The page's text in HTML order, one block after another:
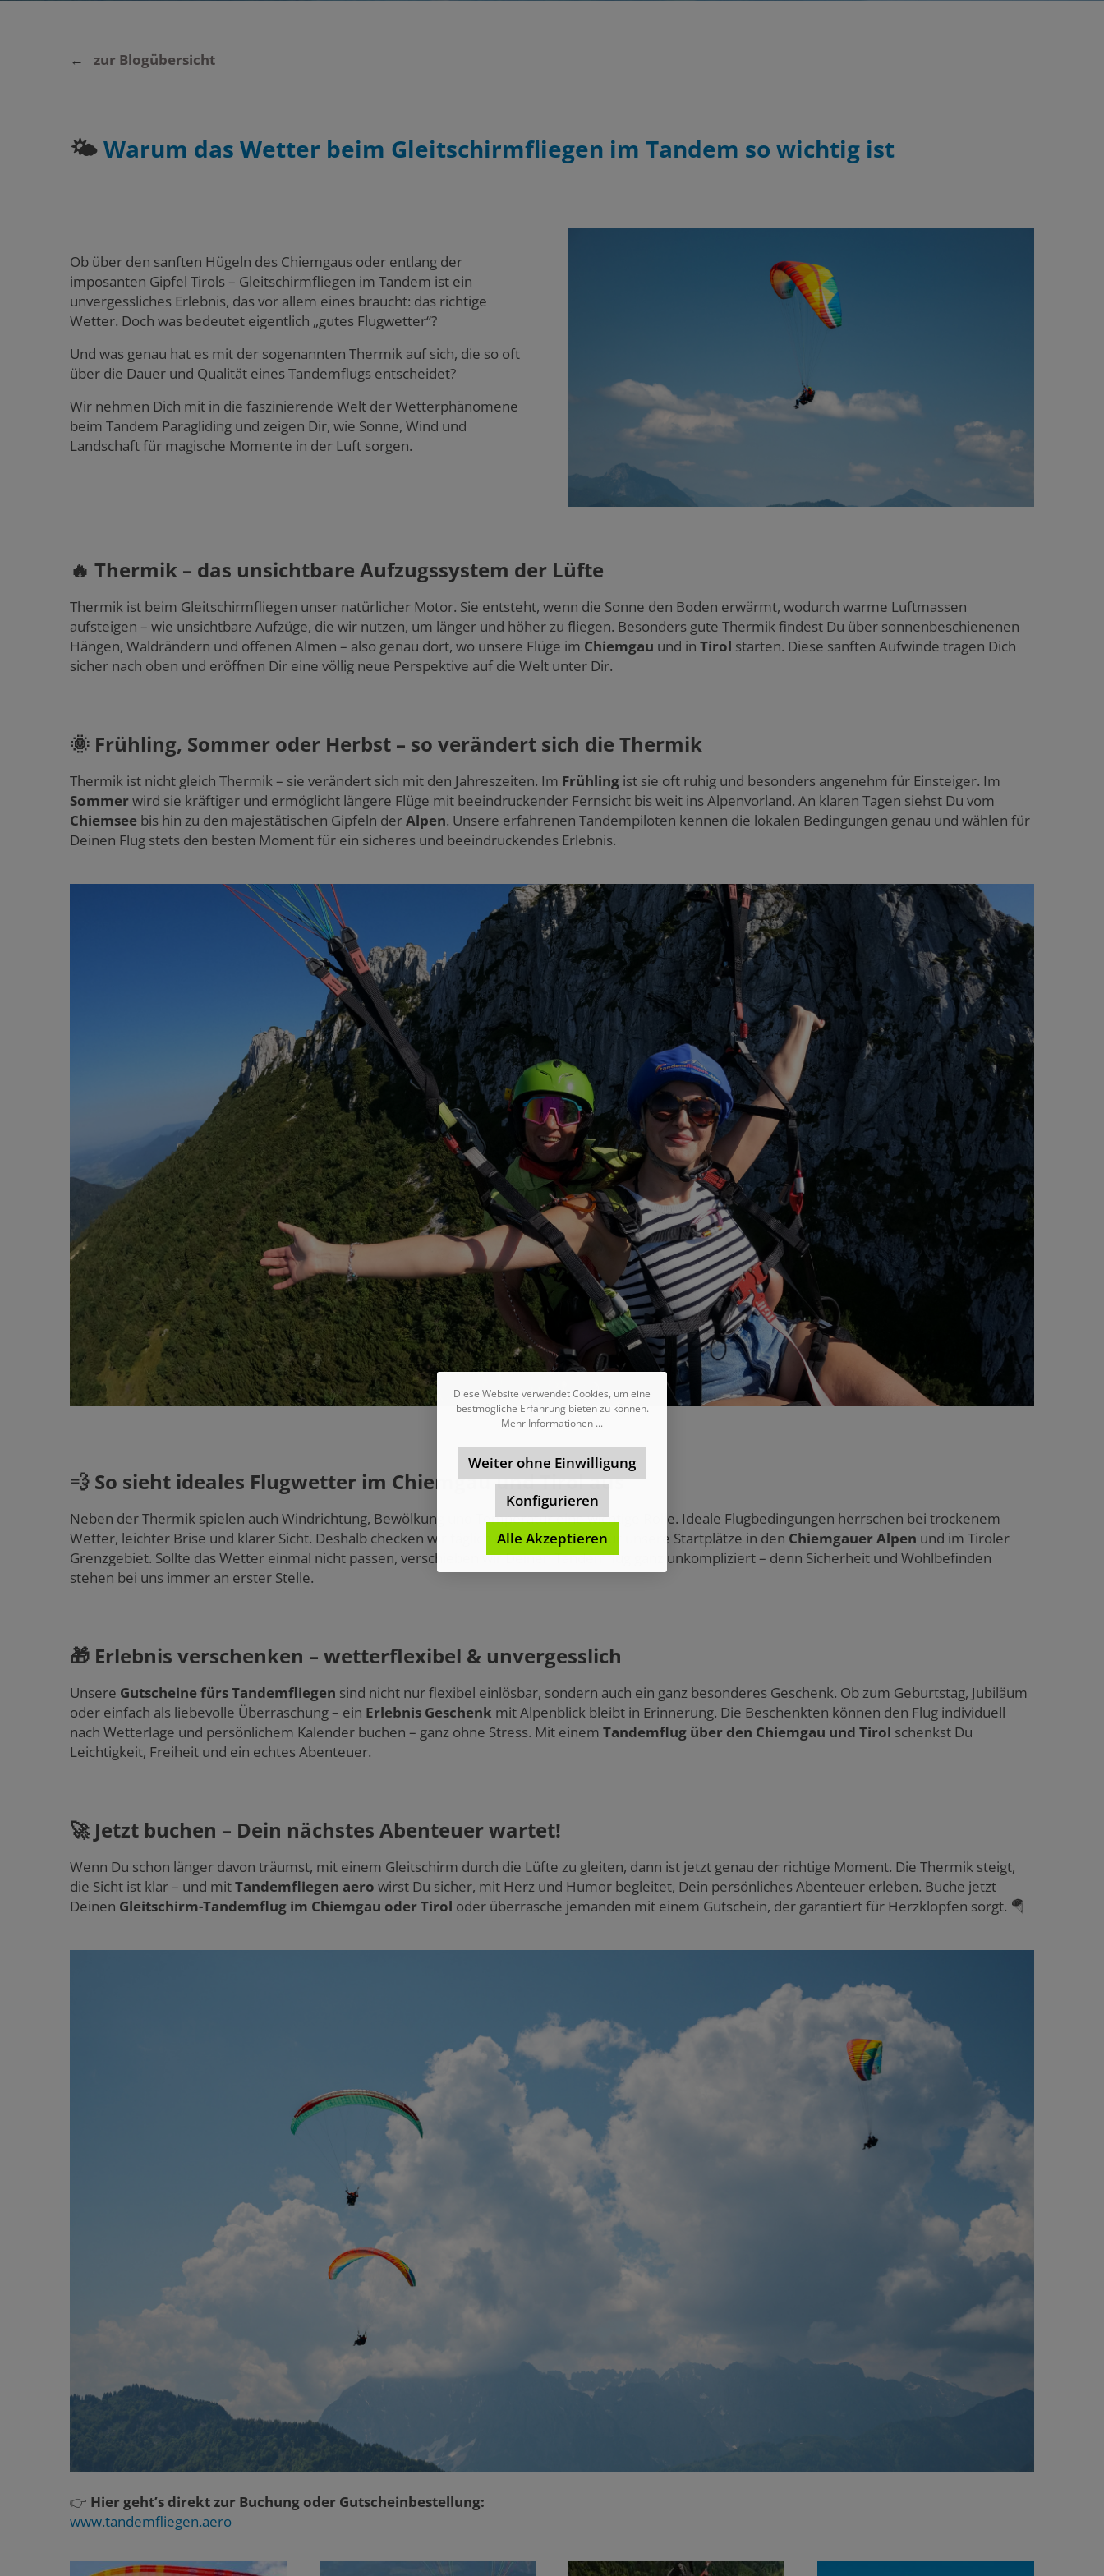
←zur Blogübersicht
🌤️Warum das Wetter beim Gleitschirmfliegen im Tandem so wichtig ist
Ob über den sanften Hügeln des Chiemgaus oder entlang der
imposanten Gipfel Tirols – Gleitschirmfliegen im Tandem ist ein
unvergessliches Erlebnis, das vor allem eines braucht: das richtige
Wetter. Doch was bedeutet eigentlich „gutes Flugwetter“?
Und was genau hat es mit der sogenannten Thermik auf sich, die so oft
über die Dauer und Qualität eines Tandemflugs entscheidet?
Wir nehmen Dich mit in die faszinierende Welt der Wetterphänomene
beim Tandem Paragliding und zeigen Dir, wie Sonne, Wind und
Landschaft für magische Momente in der Luft sorgen.
🔥 Thermik – das unsichtbare Aufzugssystem der Lüfte
Thermik ist beim Gleitschirmfliegen unser natürlicher Motor. Sie entsteht, wenn die Sonne den Boden erwärmt, wodurch warme Luftmassen
aufsteigen – wie unsichtbare Aufzüge, die wir nutzen, um länger und höher zu fliegen. Besonders gute Thermik findest Du über sonnenbeschienenen
Hängen, Waldrändern und offenen Almen – also genau dort, wo unsere Flüge im Chiemgau und inTirol starten. Diese sanften Aufwinde tragen Dich
sicher nach oben und eröffnen Dir eine völlig neue Perspektive auf die Welt unter Dir.
🌞 Frühling, Sommer oder Herbst – so verändert sich die Thermik
Thermik ist nicht gleich Thermik – sie verändert sich mit den Jahreszeiten. Im Frühling ist sie oft ruhig und besonders angenehm für Einsteiger. Im
Sommerwird sie kräftiger und ermöglicht längere Flüge mit beeindruckender Fernsicht bis weit ins Alpenvorland. An klaren Tagen siehst Du vom
Chiemsee bis hin zu den majestätischen Gipfeln derAlpen. Unsere erfahrenen Tandempiloten kennen die lokalen Bedingungen genau und wählen für
Deinen Flug stets den besten Moment für ein sicheres und beeindruckendes Erlebnis.
💨 So sieht ideales Flugwetter im Chiemgau und Tirol aus
Neben der Thermik spielen auch Windrichtung, Bewölkung und Temperatur eine wichtige Rolle. Ideale Flugbedingungen herrschen bei trockenem
Wetter, leichter Brise und klarer Sicht. Deshalb checken wir täglich die Wetterdaten für unsere Startplätze in den Chiemgauer Alpen und im Tiroler
Grenzgebiet. Sollte das Wetter einmal nicht passen, verschieben wir Deinen Tandemflug ganz unkompliziert – denn Sicherheit und Wohlbefinden
stehen bei uns immer an erster Stelle.
🎁 Erlebnis verschenken – wetterflexibel & unvergesslich
Unsere Gutscheine fürs Tandemfliegen sind nicht nur flexibel einlösbar, sondern auch ein ganz besonderes Geschenk. Ob zum Geburtstag, Jubiläum
oder einfach als liebevolle Überraschung – ein Erlebnis Geschenk mit Alpenblick bleibt in Erinnerung. Die Beschenkten können den Flug individuell
nach Wetterlage und persönlichem Kalender buchen – ganz ohne Stress. Mit einemTandemflug über den Chiemgau und Tirol schenkst Du
Leichtigkeit, Freiheit und ein echtes Abenteuer.
🚀 Jetzt buchen – Dein nächstes Abenteuer wartet!
Wenn Du schon länger davon träumst, mit einem Gleitschirm durch die Lüfte zu gleiten, dann ist jetzt genau der richtige Moment. Die Thermik steigt,
die Sicht ist klar – und mitTandemfliegen aero wirst Du sicher, mit Herz und Humor begleitet, Dein persönliches Abenteuer erleben. Buche jetzt
Deinen Gleitschirm-Tandemflug im Chiemgau oder Tirol oder überrasche jemanden mit einem Gutschein, der garantiert für Herzklopfen sorgt. 🪂
👉 Hier geht’s direkt zur Buchung oder Gutscheinbestellung:
www.tandemfliegen.aero
Diese Website verwendet Cookies, um eine
bestmögliche Erfahrung bieten zu können.
Mehr Informationen ...
Weiter ohne Einwilligung
Konfigurieren
Alle Akzeptieren